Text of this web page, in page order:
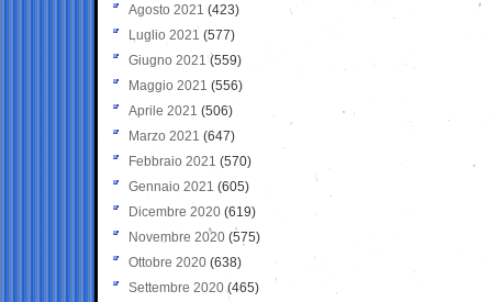
Agosto 2021 (423)
Luglio 2021 (577)
Giugno 2021(559)
Maggio 2021 (556)
Aprile 2021 (506)
Marzo 2021 (647)
Febbraio 2021 (570)
Gennaio 2021 (605)
Dicembre 2020 (619)
Novembre 2020 (575)
Ottobre 2020 (638)
Settembre 2020(465)